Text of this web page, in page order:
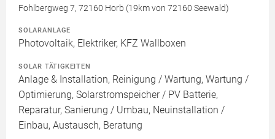
Fohlbergweg 7, 72160 Horb (19km von 72160 Seewald)
SOLARANLAGE
Photovoltaik, Elektriker, KFZ Wallboxen
SOLAR TÄTIGKEITEN
Anlage & Installation, Reinigung / Wartung, Wartung /
Optimierung, Solarstromspeicher / PV Batterie,
Reparatur, Sanierung / Umbau, Neuinstallation /
Einbau, Austausch, Beratung